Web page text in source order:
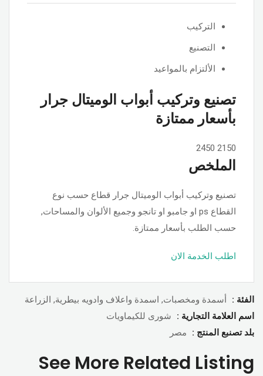
التركيب
التصنيع
الألتزام بالمواعيد
تصنيع وتركيب أبواب الوميتال جرار
بأسعار ممتازة
2150
2450
الملخص
تصنيع وتركيب أبواب الوميتال جرار قطاع حسب نوع
القطاع ps او جامبو او تانجو وجميع الألوان والمساحات,
حسب الطلب بأسعار ممتازة.
اطلب الخدمة الان
الفئة :
أسمدة ومخصبات, اسمدة واعلاف وادويه بيطرية, الزراعة
اسم العلامة التجارية :
شورى للكيماويات
بلد تصنبع المنتج :
مصر
See More Related Listing